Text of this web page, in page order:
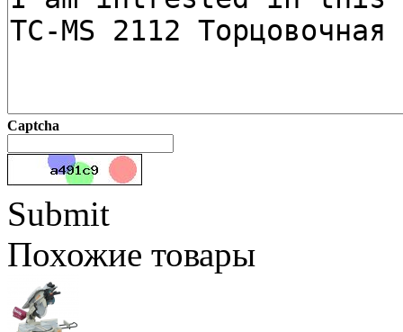
Captcha
Submit
Похожие товары